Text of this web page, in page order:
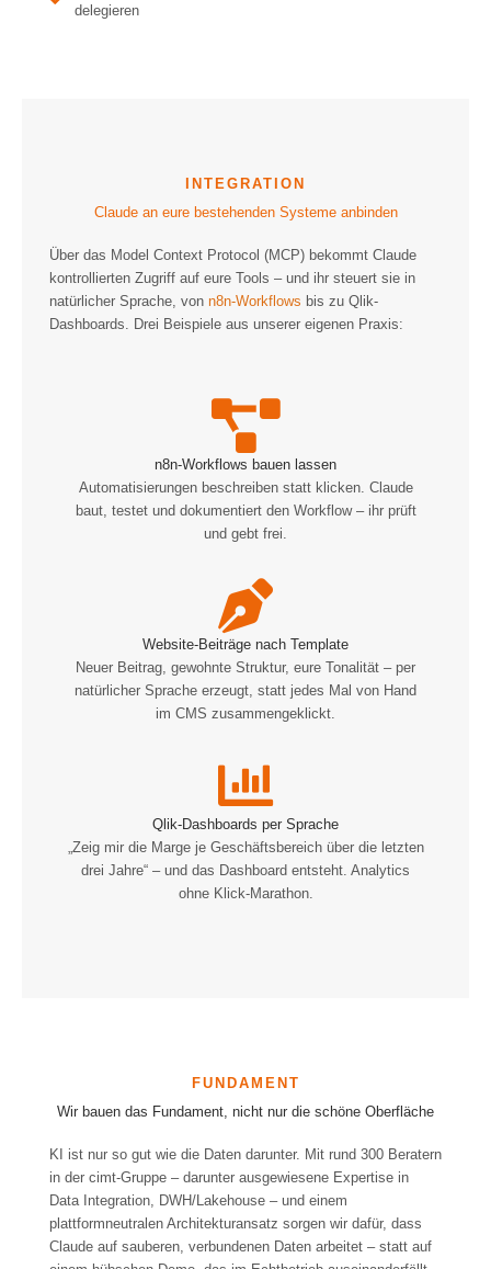
delegieren
Claude an eure bestehenden Systeme anbinden
Über das Model Context Protocol (MCP) bekommt Claude
kontrollierten Zugriff auf eure Tools – und ihr steuert sie in
natürlicher Sprache, von n8n-Workflows bis zu Qlik-
Dashboards. Drei Beispiele aus unserer eigenen Praxis:
n8n-Workflows bauen lassen
Automatisierungen beschreiben statt klicken. Claude
baut, testet und dokumentiert den Workflow – ihr prüft
und gebt frei.
Website-Beiträge nach Template
Neuer Beitrag, gewohnte Struktur, eure Tonalität – per
natürlicher Sprache erzeugt, statt jedes Mal von Hand
im CMS zusammengeklickt.
Qlik-Dashboards per Sprache
„Zeig mir die Marge je Geschäftsbereich über die letzten
drei Jahre“ – und das Dashboard entsteht. Analytics
ohne Klick-Marathon.
Wir bauen das Fundament, nicht nur die schöne Oberfläche
KI ist nur so gut wie die Daten darunter. Mit rund 300 Beratern
in der cimt-Gruppe – darunter ausgewiesene Expertise in
Data Integration, DWH/Lakehouse – und einem
plattformneutralen Architekturansatz sorgen wir dafür, dass
Claude auf sauberen, verbundenen Daten arbeitet – statt auf